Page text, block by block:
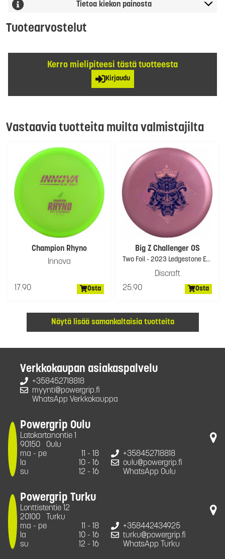
Tietoa kiekon painosta
Tuotearvostelut
Kerro mielipiteesi tästä tuotteesta
Kirjaudu
Vastaavia tuotteita muilta valmistajilta
Champion Rhyno
Innova
17.90 Osta
Big Z Challenger OS
Two Foil - 2023 Ledgestone Edition
Discraft
25.90
Osta
Näytä lisää samankaltaisia tuotteita
Verkkokaupan asiakaspalvelu
+358452718818
myynti@powergrip.fi
WhatsApp Verkkokauppa
Powergrip Oulu
Latokartanontie 1
90150
Oulu
ma - pe
11 - 18
la
10 - 16
su
12 - 16
+358452718818
oulu@powergrip.fi
WhatsApp Oulu
Powergrip Turku
Lonttistentie 12
20100
Turku
ma - pe
11 - 18
la
10 - 16
su
12 - 16
+358442434925
turku@powergrip.fi
WhatsApp Turku